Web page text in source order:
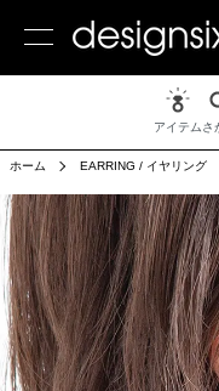
アイテムさ
ホーム EARRING / イヤリング